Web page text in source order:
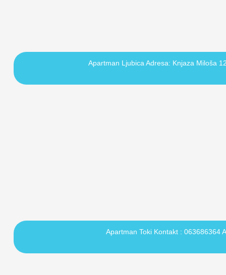
Apartman Ljubica Adresa: Knjaza Miloša
Apartman Toki Kontakt : 063686364